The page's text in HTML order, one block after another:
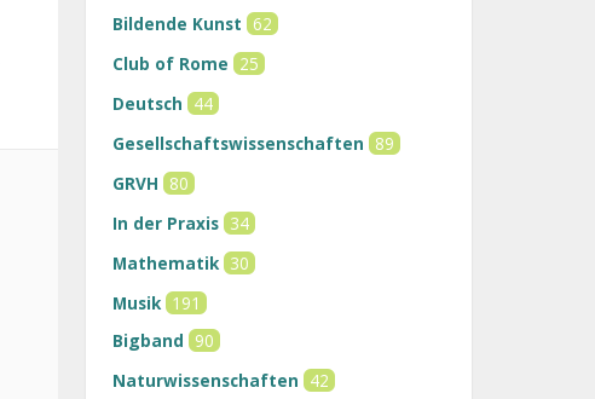
Bildende Kunst 62
Club of Rome 25
Deutsch 44
Gesellschaftswissenschaften 89
GRVH 80
In der Praxis 34
Mathematik 30
Musik 191
Bigband 90
Naturwissenschaften 42